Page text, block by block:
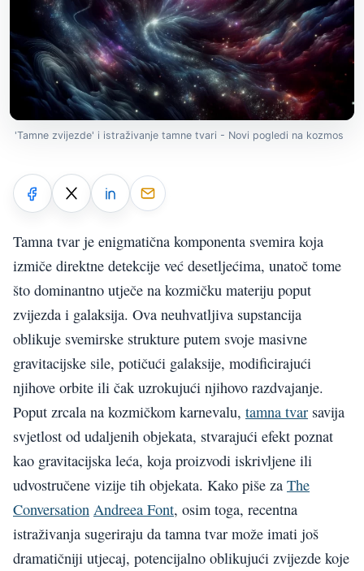
'Tamne zvijezde' i istraživanje tamne tvari - Novi pogledi na kozmos
Tamna tvar je enigmatična komponenta svemira koja
izmiče direktne detekcije već desetljećima, unatoč tome
što dominantno utječe na kozmičku materiju poput
zvijezda i galaksija. Ova neuhvatljiva supstancija
oblikuje svemirske strukture putem svoje masivne
gravitacijske sile, potičući galaksije, modificirajući
njihove orbite ili čak uzrokujući njihovo razdvajanje.
Poput zrcala na kozmičkom karnevalu, tamna tvar savija
svjetlost od udaljenih objekata, stvarajući efekt poznat
kao gravitacijska leća, koja proizvodi iskrivljene ili
udvostručene vizije tih objekata. Kako piše za The
Conversation Andreea Font, osim toga, recentna
istraživanja sugeriraju da tamna tvar može imati još
dramatičniji utjecaj, potencijalno oblikujući zvijezde koje